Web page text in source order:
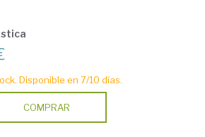
Disponible en 7/10 días.
COMPRAR